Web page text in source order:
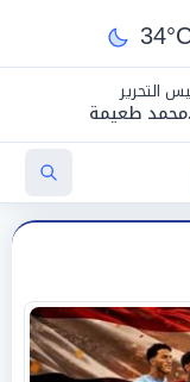
التحرير
طعيمة